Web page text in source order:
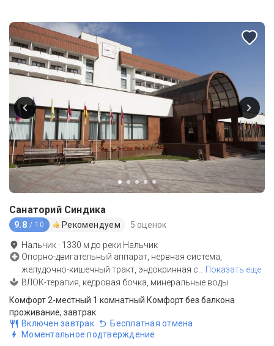
Санаторий Синдика
9.8 / 10 Рекомендуем 5 оценок
Нальчик · 1330 м до реки Нальчик
Опорно-двигательный аппарат, нервная система,
желудочно-кишечный тракт, эндокринная с
Показать еще
ВЛОК-терапия, кедровая бочка, минеральные воды
Комфорт 2-местный 1 комнатный Комфорт без балкона
проживание, завтрак
Включен завтрак·
Бесплатная отмена
Моментальное подтверждение